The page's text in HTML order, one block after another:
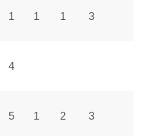
1 1 1 3
4
5 1 2 3